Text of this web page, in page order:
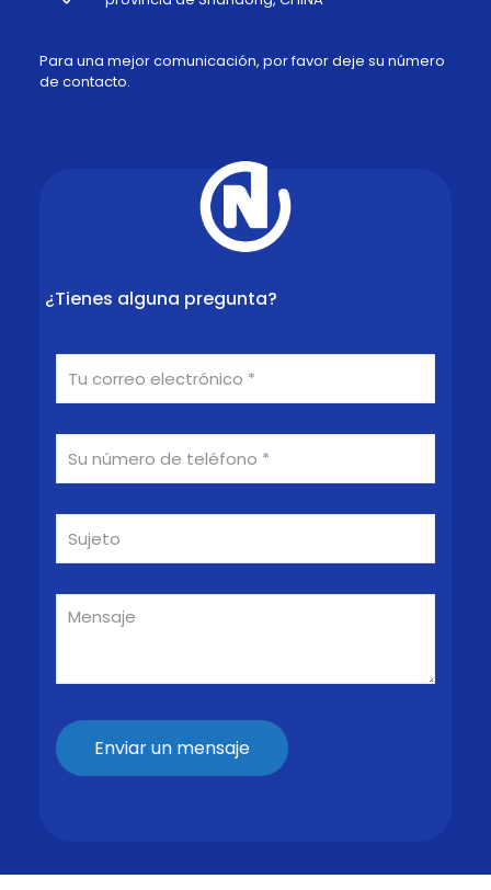
Para una mejor comunicación, por favor deje su número
de contacto.
¿Tienes alguna pregunta?